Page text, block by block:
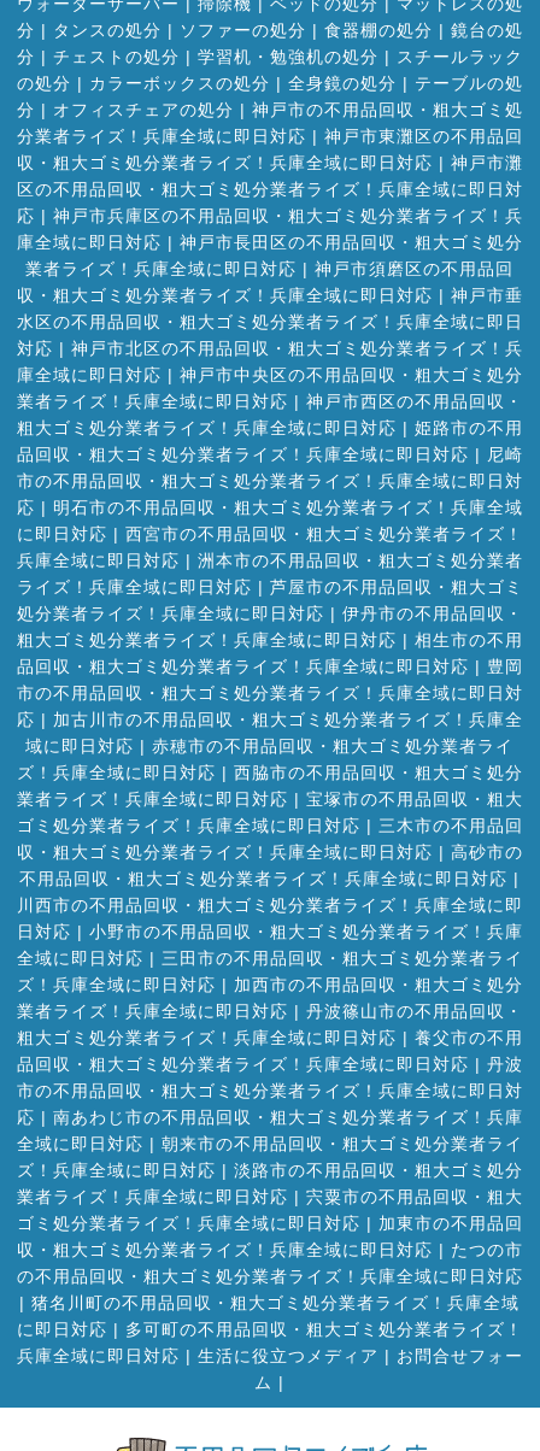
分 | タンスの処分 | ソファーの処分 | 食器棚の処分 | 鏡台の処
分 | チェストの処分 | 学習机・勉強机の処分 | スチールラック
の処分 | カラーボックスの処分 | 全身鏡の処分 | テーブルの処
分 | オフィスチェアの処分 | 神戸市の不用品回収・粗大ゴミ処
分業者ライズ！兵庫全域に即日対応 | 神戸市東灘区の不用品回
収・粗大ゴミ処分業者ライズ！兵庫全域に即日対応 | 神戸市灘
区の不用品回収・粗大ゴミ処分業者ライズ！兵庫全域に即日対
応 | 神戸市兵庫区の不用品回収・粗大ゴミ処分業者ライズ！兵
庫全域に即日対応 | 神戸市長田区の不用品回収・粗大ゴミ処分
業者ライズ！兵庫全域に即日対応 | 神戸市須磨区の不用品回
収・粗大ゴミ処分業者ライズ！兵庫全域に即日対応 | 神戸市垂
水区の不用品回収・粗大ゴミ処分業者ライズ！兵庫全域に即日
対応 | 神戸市北区の不用品回収・粗大ゴミ処分業者ライズ！兵
庫全域に即日対応 | 神戸市中央区の不用品回収・粗大ゴミ処分
業者ライズ！兵庫全域に即日対応 | 神戸市西区の不用品回収・
粗大ゴミ処分業者ライズ！兵庫全域に即日対応 | 姫路市の不用
品回収・粗大ゴミ処分業者ライズ！兵庫全域に即日対応 | 尼崎
市の不用品回収・粗大ゴミ処分業者ライズ！兵庫全域に即日対
応 | 明石市の不用品回収・粗大ゴミ処分業者ライズ！兵庫全域
に即日対応 | 西宮市の不用品回収・粗大ゴミ処分業者ライズ！
兵庫全域に即日対応 | 洲本市の不用品回収・粗大ゴミ処分業者
ライズ！兵庫全域に即日対応 | 芦屋市の不用品回収・粗大ゴミ
処分業者ライズ！兵庫全域に即日対応 | 伊丹市の不用品回収・
粗大ゴミ処分業者ライズ！兵庫全域に即日対応 | 相生市の不用
品回収・粗大ゴミ処分業者ライズ！兵庫全域に即日対応 | 豊岡
市の不用品回収・粗大ゴミ処分業者ライズ！兵庫全域に即日対
応 | 加古川市の不用品回収・粗大ゴミ処分業者ライズ！兵庫全
域に即日対応 | 赤穂市の不用品回収・粗大ゴミ処分業者ライ
ズ！兵庫全域に即日対応 | 西脇市の不用品回収・粗大ゴミ処分
業者ライズ！兵庫全域に即日対応 | 宝塚市の不用品回収・粗大
ゴミ処分業者ライズ！兵庫全域に即日対応 | 三木市の不用品回
収・粗大ゴミ処分業者ライズ！兵庫全域に即日対応 | 高砂市の
不用品回収・粗大ゴミ処分業者ライズ！兵庫全域に即日対応 |
川西市の不用品回収・粗大ゴミ処分業者ライズ！兵庫全域に即
日対応 | 小野市の不用品回収・粗大ゴミ処分業者ライズ！兵庫
全域に即日対応 | 三田市の不用品回収・粗大ゴミ処分業者ライ
ズ！兵庫全域に即日対応 | 加西市の不用品回収・粗大ゴミ処分
業者ライズ！兵庫全域に即日対応 | 丹波篠山市の不用品回収・
粗大ゴミ処分業者ライズ！兵庫全域に即日対応 | 養父市の不用
品回収・粗大ゴミ処分業者ライズ！兵庫全域に即日対応 | 丹波
市の不用品回収・粗大ゴミ処分業者ライズ！兵庫全域に即日対
応 | 南あわじ市の不用品回収・粗大ゴミ処分業者ライズ！兵庫
全域に即日対応 | 朝来市の不用品回収・粗大ゴミ処分業者ライ
ズ！兵庫全域に即日対応 | 淡路市の不用品回収・粗大ゴミ処分
業者ライズ！兵庫全域に即日対応 | 宍粟市の不用品回収・粗大
ゴミ処分業者ライズ！兵庫全域に即日対応 | 加東市の不用品回
収・粗大ゴミ処分業者ライズ！兵庫全域に即日対応 | たつの市
の不用品回収・粗大ゴミ処分業者ライズ！兵庫全域に即日対応
| 猪名川町の不用品回収・粗大ゴミ処分業者ライズ！兵庫全域
に即日対応 | 多可町の不用品回収・粗大ゴミ処分業者ライズ！
兵庫全域に即日対応 | 生活に役立つメディア | お問合せフォー
ム |